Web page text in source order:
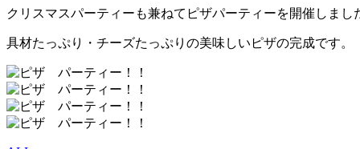
クリスマスパーティーも兼ねてピザパーティーを開催しまし
具材たっぷり・チーズたっぷりの美味しいピザの完成です。